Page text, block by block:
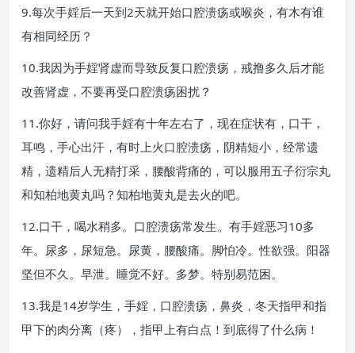
9.每次手婬后一天到2天就开始口腔溃疡或喉炎，有木有谁
有相同经历？
10.我因为手婬肾虚而导致反复口腔溃疡，戒撸多久后才能
改善肾虚，不要再受口腔溃疡困扰？
11.你好，请问我手婬有十年左右了，现在症状有，口干，
耳鸣，手心出汗，有时上火口腔溃疡，阴精短小，经常遗
精，遗精后人无精打采，腰酸背痛的，可以服用五子衍宗丸
和知柏地黄丸吗？知柏地黄丸是去火的吧。
12.口干，喝水稍多。口腔溃疡常发生。有手婬恶习10多
年。尿多，尿短急。尿黄，腰酸痛。脚怕冷。性欲强。阳器
坚但不久。早泄。睡觉不好。多梦。特别易范困。
13.我是14岁学生，手婬，口腔溃疡，鼻炎，冬天指甲和指
甲下的肉分离（疼），指甲上有白点！到底得了什么病！